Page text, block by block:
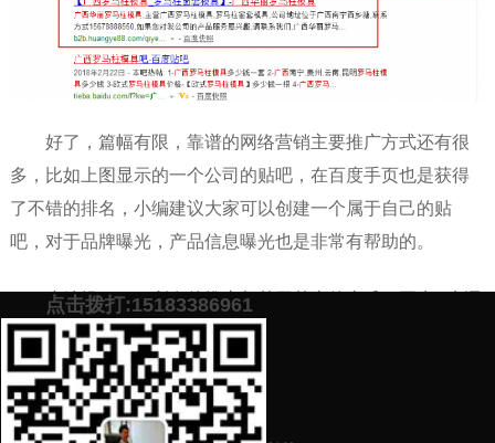
好了，篇幅有限，靠谱的网络营销主要推广方式还有很
多，比如上图显示的一个公司的贴吧，在百度手页也是获得
了不错的排名，小编建议大家可以创建一个属于自己的贴
吧，对于品牌曝光，产品信息曝光也是非常有帮助的。
小编提一下，所有的推广都基于基本的本质，再牛X牛逼
的营销秘籍都是离不开当初的推广方式作为根基。学会基本
的一些推广方法，再慢慢延伸，总结经验，提高效率。
预约营销老师 添加微信号：scyxch
案！
点击拨打:15183386961